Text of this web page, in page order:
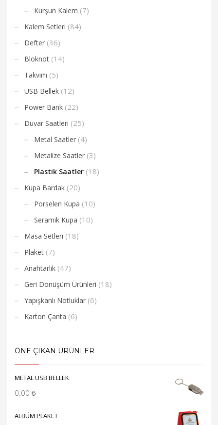
Kurşun Kalem (7)
Kalem Setleri (84)
Defter (36)
Bloknot (14)
Takvim (5)
USB Bellek (12)
Power Bank (22)
Duvar Saatleri (25)
Metal Saatler (4)
Metalize Saatler (3)
Plastik Saatler (18)
Kupa Bardak (20)
Porselen Kupa (10)
Seramik Kupa (10)
Masa Setleri (18)
Plaket (7)
Anahtarlık (47)
Geri Dönüşüm Ürünleri (18)
Yapışkanlı Notluklar (6)
Karton Çanta (6)
ÖNE ÇIKAN ÜRÜNLER
METAL USB BELLEK
0.00 ₺
ALBÜM PLAKET